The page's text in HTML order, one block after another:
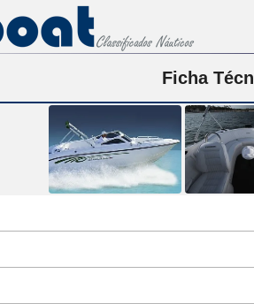
Ficha